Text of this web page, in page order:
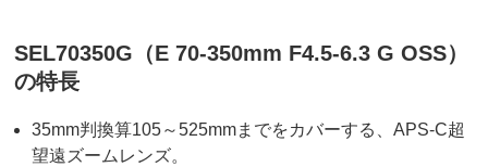
SEL70350G（E 70-350mm F4.5-6.3 G OSS）
の特長
35mm判換算105～525mmまでをカバーする、APS-C超
望遠ズームレンズ。